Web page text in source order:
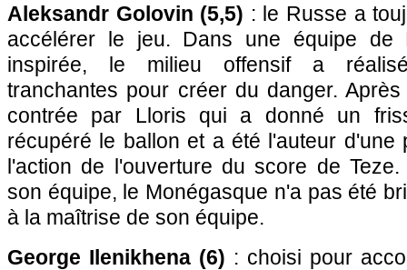
Aleksandr Golovin (5,5) : le Russe a
accélérer le jeu. Dans une équipe de
inspirée, le milieu offensif a
tranchantes pour créer du danger.
contrée par Lloris qui a donné un
récupéré le ballon et a été l'auteur d'une
l'action de l'ouverture du score de
son équipe, le Monégasque n'a pas été
à la maîtrise de son équipe.
George Ilenikhena (6) : choisi pour